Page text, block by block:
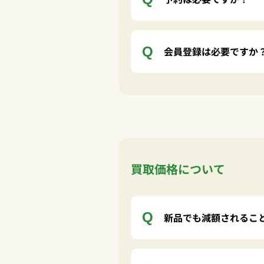
会員登録は必要ですか
買取価格について
新品でも減額されるこ